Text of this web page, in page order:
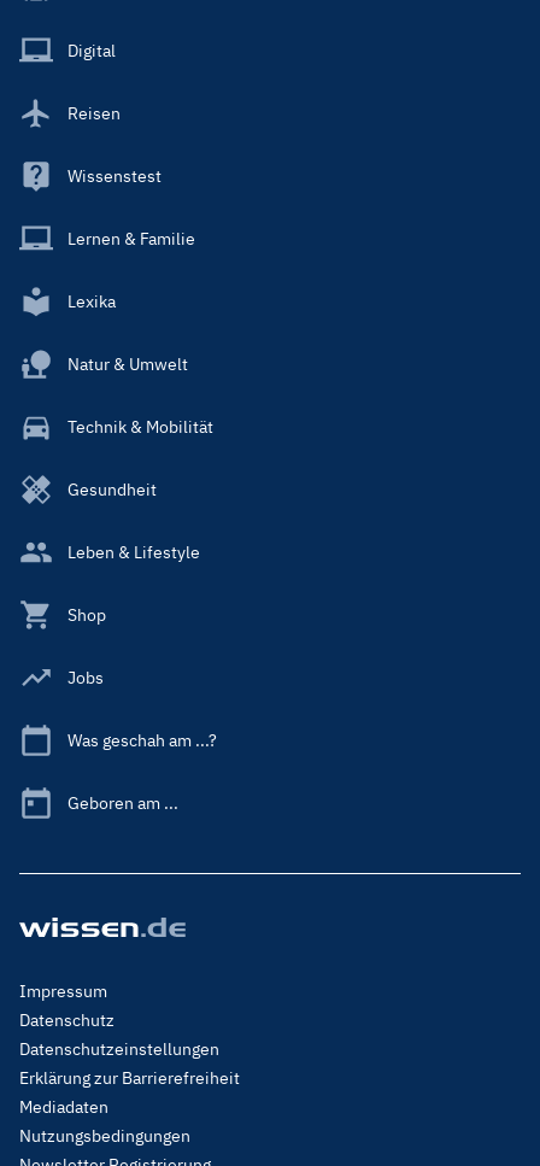
Main
Digital
Reisen
Wissenstest
Lernen & Familie
Lexika
Natur & Umwelt
Technik & Mobilität
Gesundheit
Leben & Lifestyle
Shop
Jobs
Was geschah am ...?
Geboren am ...
Footer
Menu
Legal
Impressum
Datenschutz
Datenschutzeinstellungen
Erklärung zur Barrierefreiheit
Mediadaten
Nutzungsbedingungen